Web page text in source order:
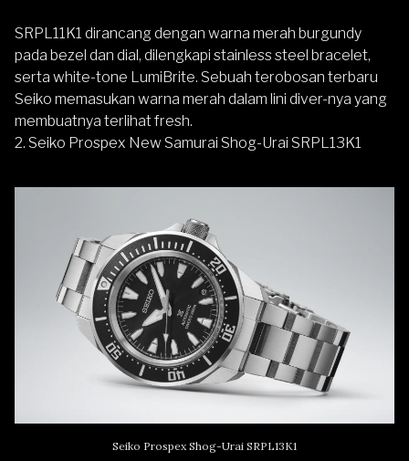
SRPL11K1 dirancang dengan warna merah burgundy
pada bezel dan dial, dilengkapi stainless steel bracelet,
serta white-tone LumiBrite. Sebuah terobosan terbaru
Seiko memasukan warna merah dalam lini diver-nya yang
membuatnya terlihat fresh.
2. Seiko Prospex New Samurai Shog-Urai SRPL13K1
Seiko Prospex Shog-Urai SRPL13K1